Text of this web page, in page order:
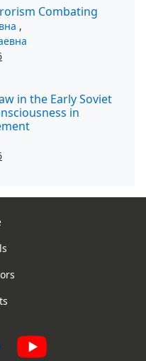
Combating
,
in the Early Soviet
in